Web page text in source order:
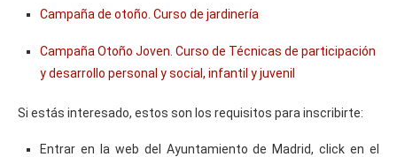
Campaña de otoño. Curso de jardinería
Campaña Otoño Joven. Curso de Técnicas de participación
y desarrollo personal y social, infantil y juvenil
Si estás interesado, estos son los requisitos para inscribirte:
Entrar en la web del Ayuntamiento de Madrid, click en el